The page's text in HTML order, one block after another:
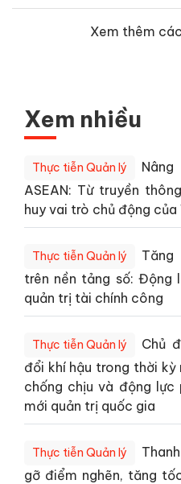
Xem thêm
Xem nhiều
Thực tiễn Quản lý
ASEAN: Từ truyền
huy vai trò chủ động của
Thực tiễn Quản lý
trên nền tảng số: Động
quản trị tài chính công
Thực tiễn Quản lý
Chủ
đổi khí hậu trong thời kỳ
chống chịu và động
mới quản trị quốc gia
Thực tiễn Quản lý
gỡ điểm nghẽn, tăng